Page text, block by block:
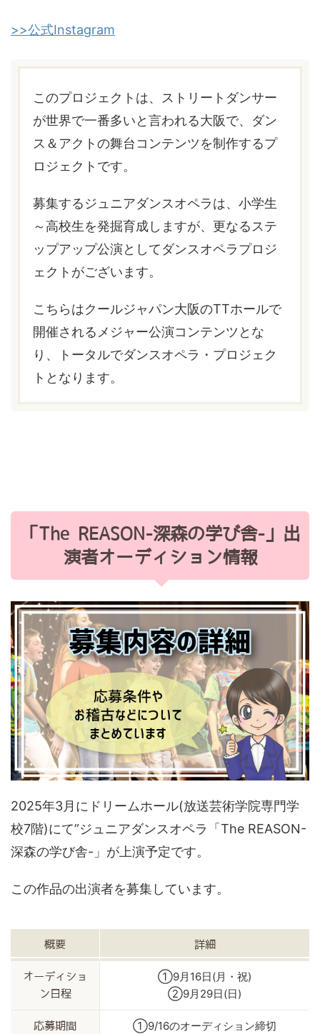
>>公式Instagram
このプロジェクトは、ストリートダンサー
が世界で一番多いと言われる大阪で、ダン
ス＆アクトの舞台コンテンツを制作するプ
ロジェクトです。
募集するジュニアダンスオペラは、小学生
～高校生を発掘育成しますが、更なるステ
ップアップ公演としてダンスオペラプロジ
ェクトがございます。
こちらはクールジャパン大阪のTTホールで
開催されるメジャー公演コンテンツとな
り、トータルでダンスオペラ・プロジェク
トとなります。
「The REASON-深森の学び舎-」出
演者オーディション情報
2025年3月にドリームホール(放送芸術学院専門学
校7階)にて”ジュニアダンスオペラ「The REASON-
深森の学び舎-」が上演予定です。
この作品の出演者を募集しています。
概要 詳細
オーディショ
ン日程
①9月16日(月・祝)
②9月29日(日)
応募期間
①9/16のオーディション締切